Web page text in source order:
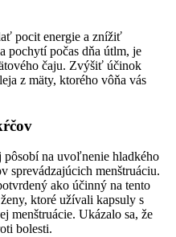
pocit energie a znížiť
pochytí počas dňa útlm, je
čaju. Zvýšiť účinok
z mäty, ktorého vôňa vás
na uvoľnenie hladkého
sprevádzajúcich menštruáciu.
ako účinný na tento
ktoré užívali kapsuly s
menštruácie. Ukázalo sa, že
bolesti.